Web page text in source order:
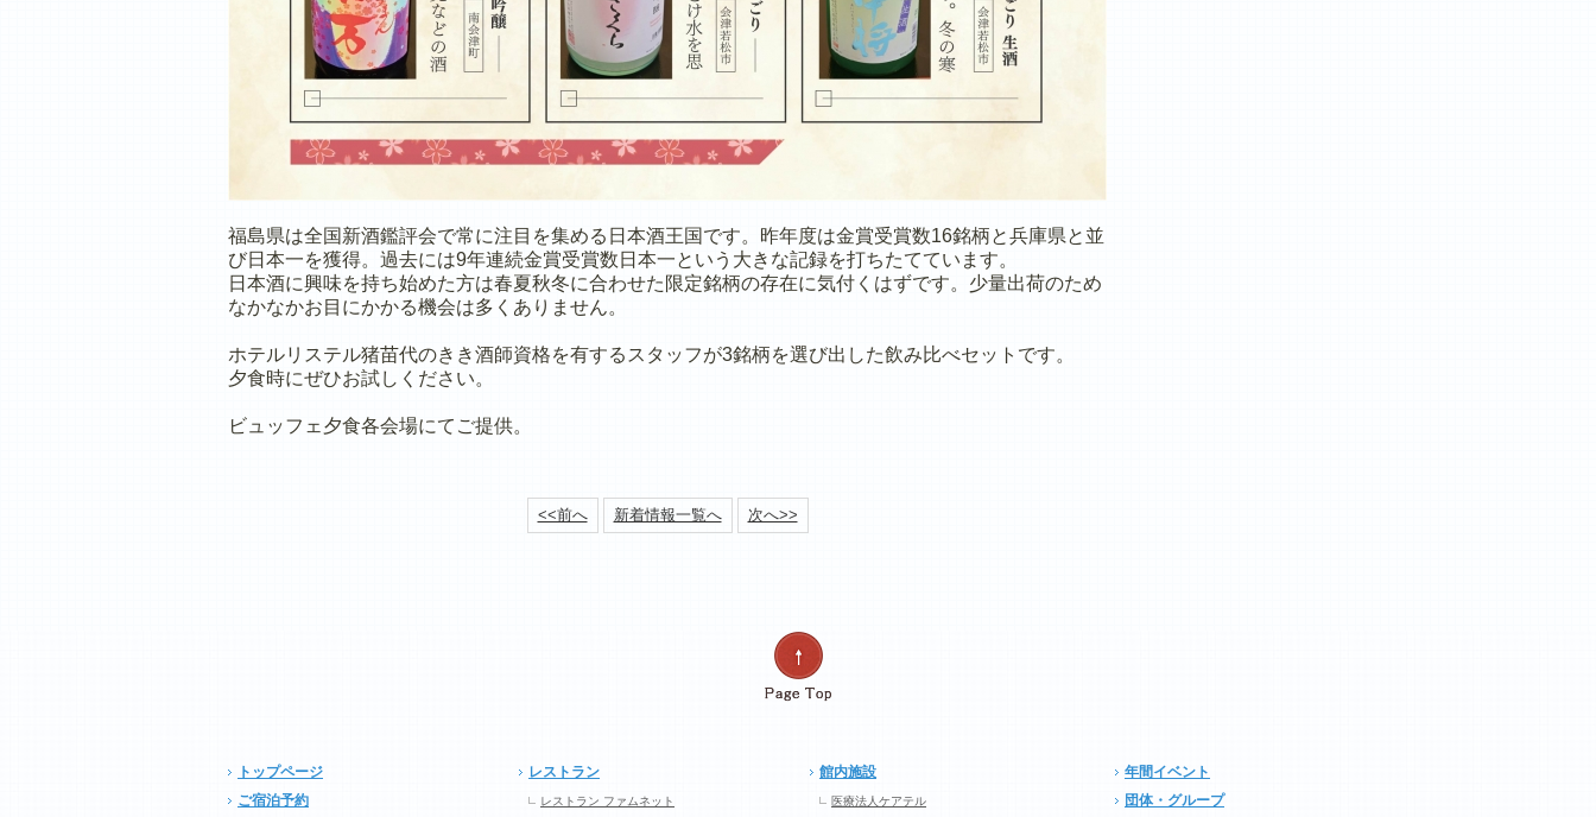
福島県は全国新酒鑑評会で常に注目を集める日本酒王国です。昨年度は金賞受賞数16銘柄と兵庫県と並
び日本一を獲得。過去には9年連続金賞受賞数日本一という大きな記録を打ちたてています。
日本酒に興味を持ち始めた方は春夏秋冬に合わせた限定銘柄の存在に気付くはずです。少量出荷のため
なかなかお目にかかる機会は多くありません。
ホテルリステル猪苗代のきき酒師資格を有するスタッフが3銘柄を選び出した飲み比べセットです。
夕食時にぜひお試しください。
ビュッフェ夕食各会場にてご提供。
<<前へ 新着情報一覧へ 次へ>>
トップページ
ご宿泊予約
レストラン
レストラン ファムネット
館内施設
医療法人ケアテル
年間イベント
団体・グループ